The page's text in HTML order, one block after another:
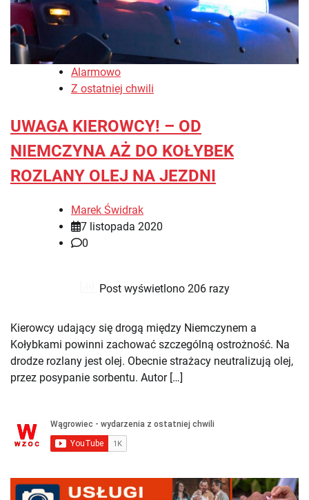
Alarmowo
Z ostatniej chwili
UWAGA KIEROWCY! – OD
NIEMCZYNA AŻ DO KOŁYBEK
ROZLANY OLEJ NA JEZDNI
Marek Świdrak
7 listopada 2020
0
Post wyświetlono 206 razy
Kierowcy udający się drogą między Niemczynem a
Kołybkami powinni zachować szczególną ostrożność. Na
drodze rozlany jest olej. Obecnie strażacy neutralizują olej,
przez posypanie sorbentu. Autor […]